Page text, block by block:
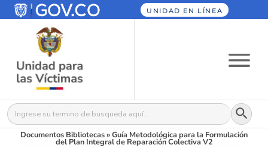
UNIDAD EN LÍNEA
Buscar: Botón
Documentos Bibliotecas»Guía Metodológica para la Formulación
del Plan Integral de Reparación Colectiva V2